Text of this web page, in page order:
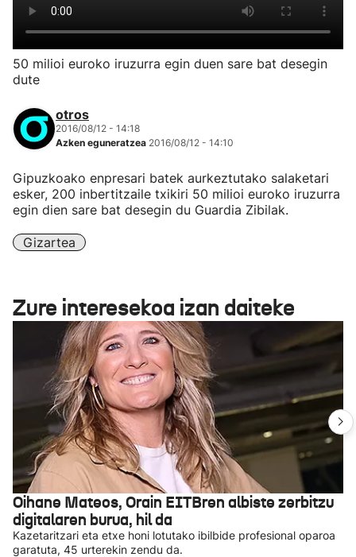
50 milioi euroko iruzurra egin duen sare bat desegin
dute
otros
2016/08/12 - 14:18
Azken eguneratzea 2016/08/12 - 14:10
Gipuzkoako enpresari batek aurkeztutako salaketari
esker, 200 inbertitzaile txikiri 50 milioi euroko iruzurra
egin dien sare bat desegin du Guardia Zibilak.
Gizartea
Zure interesekoa izan daiteke
Oihane Mateos, Orain EITBren albiste zerbitzu
digitalaren burua, hil da
Kazetaritzari eta etxe honi lotutako ibilbide profesional oparoa
garatuta, 45 urterekin zendu da.